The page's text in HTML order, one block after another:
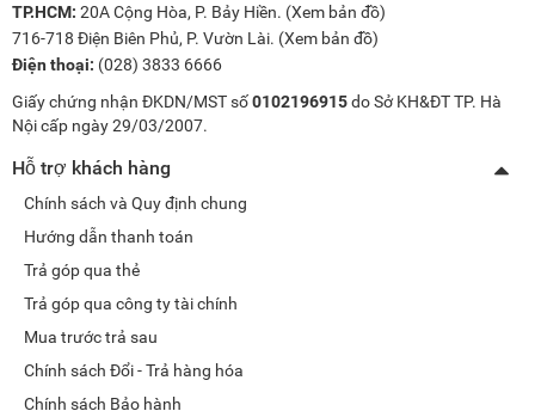
TP.HCM: 20A Cộng Hòa, P. Bảy Hiền. (Xem bản đồ)
716-718 Điện Biên Phủ, P. Vườn Lài. (Xem bản đồ)
Điện thoại: (028) 3833 6666
Giấy chứng nhận ĐKDN/MST số0102196915do Sở KH&ĐT TP. Hà
Nội cấp ngày 29/03/2007.
Hỗ trợ khách hàng
Chính sách và Quy định chung
Hướng dẫn thanh toán
Trả góp qua thẻ
Trả góp qua công ty tài chính
Mua trước trả sau
Chính sách Đổi - Trả hàng hóa
Chính sách Bảo hành